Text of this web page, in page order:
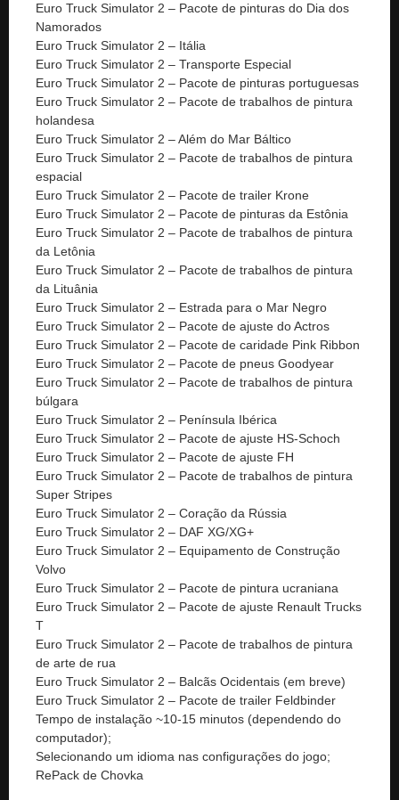
Euro Truck Simulator 2 – Pacote de pinturas do Dia dos
Namorados
Euro Truck Simulator 2 – Itália
Euro Truck Simulator 2 – Transporte Especial
Euro Truck Simulator 2 – Pacote de pinturas portuguesas
Euro Truck Simulator 2 – Pacote de trabalhos de pintura
holandesa
Euro Truck Simulator 2 – Além do Mar Báltico
Euro Truck Simulator 2 – Pacote de trabalhos de pintura
espacial
Euro Truck Simulator 2 – Pacote de trailer Krone
Euro Truck Simulator 2 – Pacote de pinturas da Estônia
Euro Truck Simulator 2 – Pacote de trabalhos de pintura
da Letônia
Euro Truck Simulator 2 – Pacote de trabalhos de pintura
da Lituânia
Euro Truck Simulator 2 – Estrada para o Mar Negro
Euro Truck Simulator 2 – Pacote de ajuste do Actros
Euro Truck Simulator 2 – Pacote de caridade Pink Ribbon
Euro Truck Simulator 2 – Pacote de pneus Goodyear
Euro Truck Simulator 2 – Pacote de trabalhos de pintura
búlgara
Euro Truck Simulator 2 – Península Ibérica
Euro Truck Simulator 2 – Pacote de ajuste HS-Schoch
Euro Truck Simulator 2 – Pacote de ajuste FH
Euro Truck Simulator 2 – Pacote de trabalhos de pintura
Super Stripes
Euro Truck Simulator 2 – Coração da Rússia
Euro Truck Simulator 2 – DAF XG/XG+
Euro Truck Simulator 2 – Equipamento de Construção
Volvo
Euro Truck Simulator 2 – Pacote de pintura ucraniana
Euro Truck Simulator 2 – Pacote de ajuste Renault Trucks
T
Euro Truck Simulator 2 – Pacote de trabalhos de pintura
de arte de rua
Euro Truck Simulator 2 – Balcãs Ocidentais (em breve)
Euro Truck Simulator 2 – Pacote de trailer Feldbinder
Tempo de instalação ~10-15 minutos (dependendo do
computador);
Selecionando um idioma nas configurações do jogo;
RePack de Chovka